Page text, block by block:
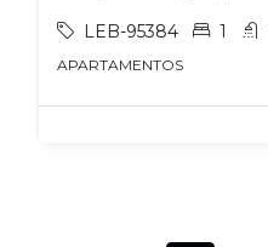
LEB-95384 1
APARTAMENTOS